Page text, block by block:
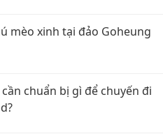
mèo xinh tại đảo Goheung
chuẩn bị gì để chuyến đi